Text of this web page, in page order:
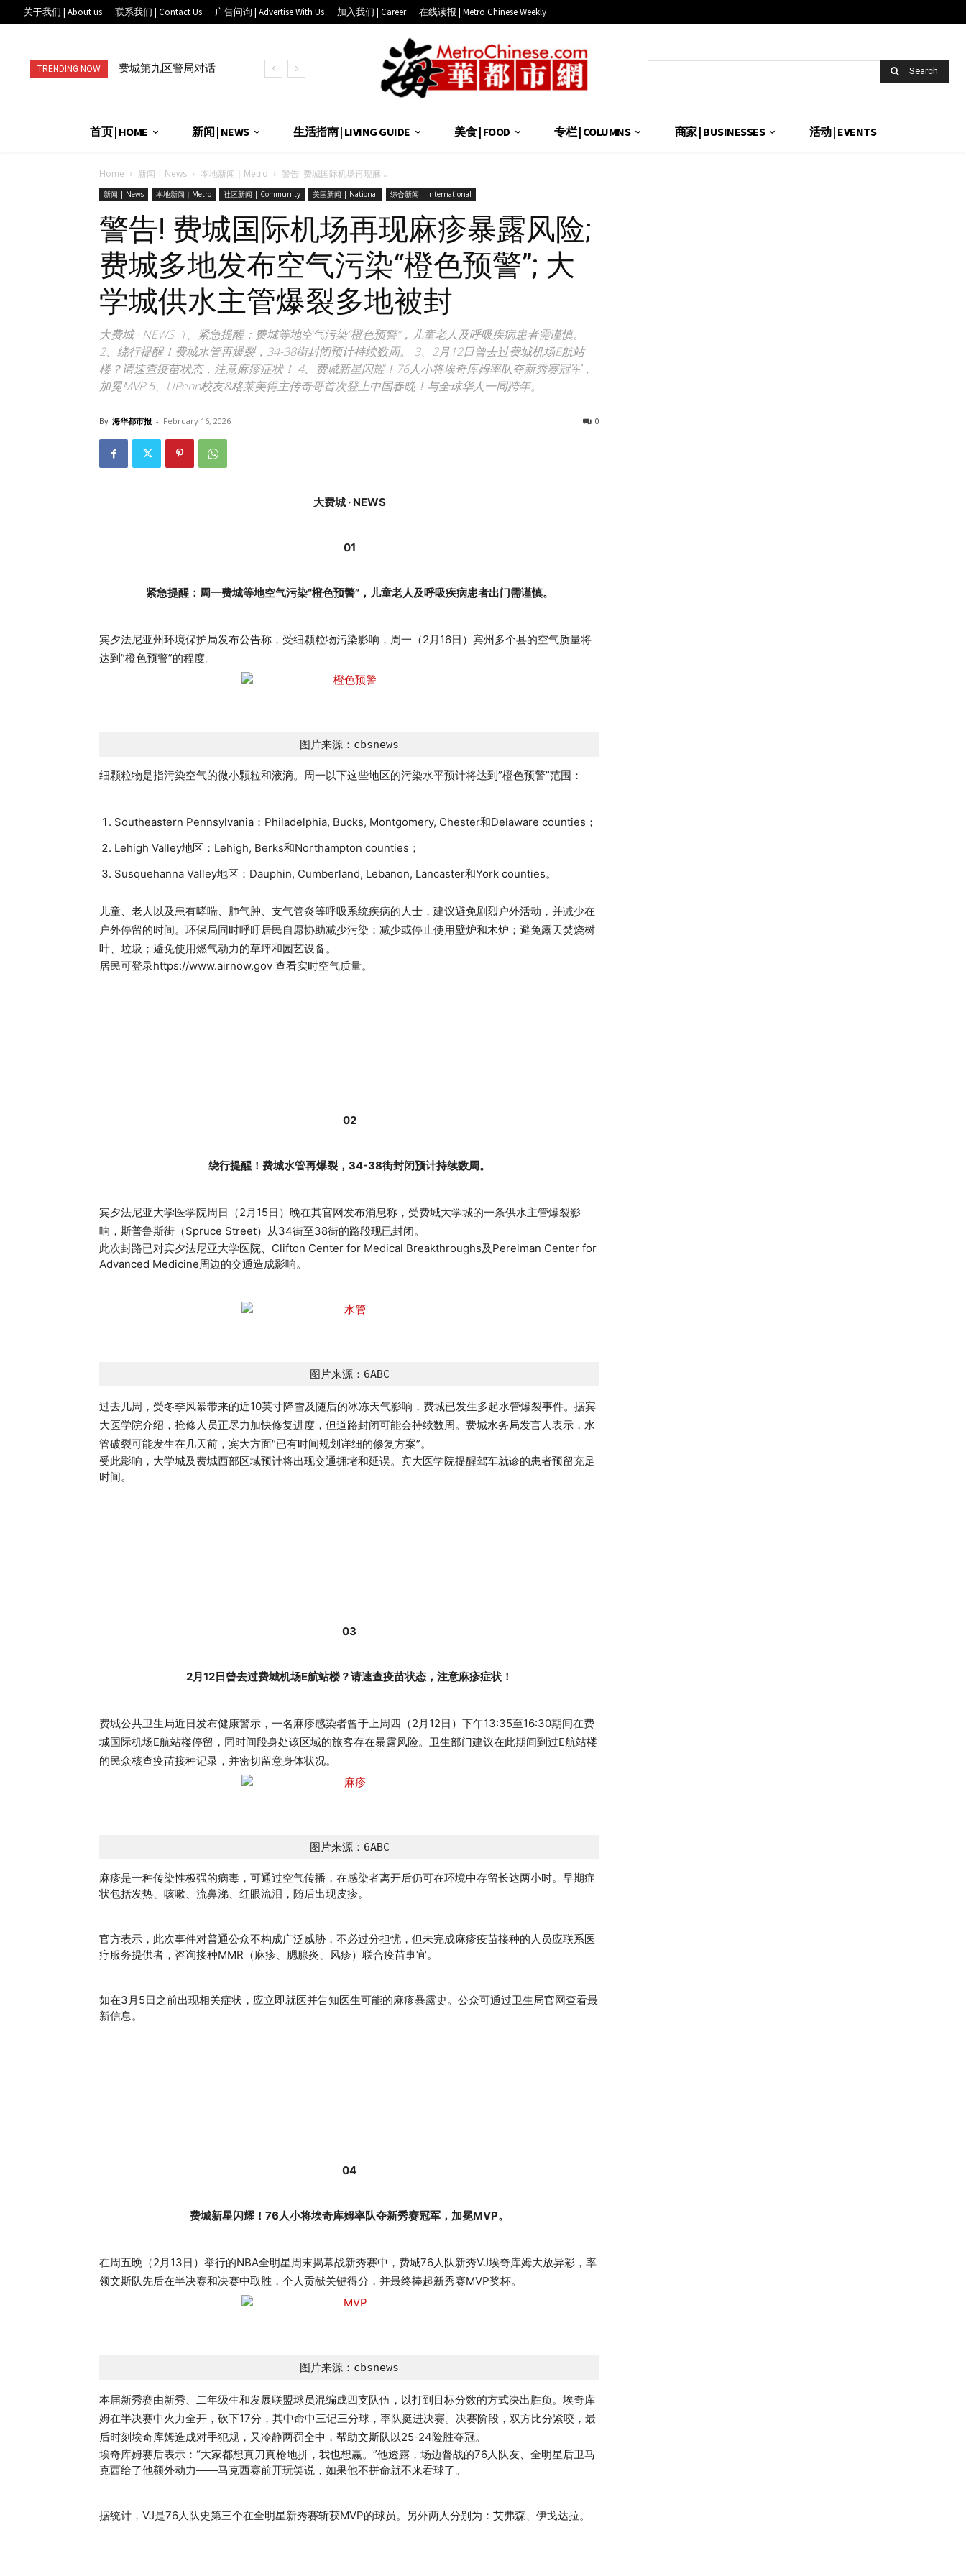
关于我们 | About us 联系我们 | Contact Us 广告问询 | Advertise With Us 加入我们 | Career 在线读报 | Metro Chinese Weekly
TRENDING NOW
费城第九区警局对话
进店消费就送礼, 满
Search
首页 | HOME 新闻 | NEWS 生活指南 | LIVING GUIDE 美食 | FOOD 专栏 | COLUMNS 商家 | BUSINESSES 活动 | EVENTS
Home 新闻 | News 本地新闻｜Metro 警告! 费城国际机场再现麻...
新闻 | News 本地新闻｜Metro 社区新闻 | Community 美国新闻 | National 综合新闻 | International
警告! 费城国际机场再现麻疹暴露风险;
费城多地发布空气污染“橙色预警”; 大
学城供水主管爆裂多地被封
大费城 · NEWS 1、紧急提醒：费城等地空气污染“橙色预警”，儿童老人及呼吸疾病患者需谨慎。
2、绕行提醒！费城水管再爆裂，34-38街封闭预计持续数周。 3、2月12日曾去过费城机场E航站
楼？请速查疫苗状态，注意麻疹症状！ 4、费城新星闪耀！76人小将埃奇库姆率队夺新秀赛冠军，
加冕MVP 5、UPenn校友&格莱美得主传奇哥首次登上中国春晚！与全球华人一同跨年。
By 海华都市报 - February 16, 2026 0
大费城 · NEWS
01
紧急提醒：周一费城等地空气污染“橙色预警”，儿童老人及呼吸疾病患者出门需谨慎。
宾夕法尼亚州环境保护局发布公告称，受细颗粒物污染影响，周一（2月16日）宾州多个县的空气质量将
达到”橙色预警”的程度。
图片来源：cbsnews
细颗粒物是指污染空气的微小颗粒和液滴。周一以下这些地区的污染水平预计将达到”橙色预警”范围：
Southeastern Pennsylvania：Philadelphia, Bucks, Montgomery, Chester和Delaware counties；
Lehigh Valley地区：Lehigh, Berks和Northampton counties；
Susquehanna Valley地区：Dauphin, Cumberland, Lebanon, Lancaster和York counties。
儿童、老人以及患有哮喘、肺气肿、支气管炎等呼吸系统疾病的人士，建议避免剧烈户外活动，并减少在
户外停留的时间。环保局同时呼吁居民自愿协助减少污染：减少或停止使用壁炉和木炉；避免露天焚烧树
叶、垃圾；避免使用燃气动力的草坪和园艺设备。
居民可登录https://www.airnow.gov 查看实时空气质量。
02
绕行提醒！费城水管再爆裂，34-38街封闭预计持续数周。
宾夕法尼亚大学医学院周日（2月15日）晚在其官网发布消息称，受费城大学城的一条供水主管爆裂影
响，斯普鲁斯街（Spruce Street）从34街至38街的路段现已封闭。
此次封路已对宾夕法尼亚大学医院、Clifton Center for Medical Breakthroughs及Perelman Center for
Advanced Medicine周边的交通造成影响。
图片来源：6ABC
过去几周，受冬季风暴带来的近10英寸降雪及随后的冰冻天气影响，费城已发生多起水管爆裂事件。据宾
大医学院介绍，抢修人员正尽力加快修复进度，但道路封闭可能会持续数周。费城水务局发言人表示，水
管破裂可能发生在几天前，宾大方面“已有时间规划详细的修复方案”。
受此影响，大学城及费城西部区域预计将出现交通拥堵和延误。宾大医学院提醒驾车就诊的患者预留充足
时间。
03
2月12日曾去过费城机场E航站楼？请速查疫苗状态，注意麻疹症状！
费城公共卫生局近日发布健康警示，一名麻疹感染者曾于上周四（2月12日）下午13:35至16:30期间在费
城国际机场E航站楼停留，同时间段身处该区域的旅客存在暴露风险。卫生部门建议在此期间到过E航站楼
的民众核查疫苗接种记录，并密切留意身体状况。
图片来源：6ABC
麻疹是一种传染性极强的病毒，可通过空气传播，在感染者离开后仍可在环境中存留长达两小时。早期症
状包括发热、咳嗽、流鼻涕、红眼流泪，随后出现皮疹。
官方表示，此次事件对普通公众不构成广泛威胁，不必过分担忧，但未完成麻疹疫苗接种的人员应联系医
疗服务提供者，咨询接种MMR（麻疹、腮腺炎、风疹）联合疫苗事宜。
如在3月5日之前出现相关症状，应立即就医并告知医生可能的麻疹暴露史。公众可通过卫生局官网查看最
新信息。
04
费城新星闪耀！76人小将埃奇库姆率队夺新秀赛冠军，加冕MVP。
在周五晚（2月13日）举行的NBA全明星周末揭幕战新秀赛中，费城76人队新秀VJ埃奇库姆大放异彩，率
领文斯队先后在半决赛和决赛中取胜，个人贡献关键得分，并最终捧起新秀赛MVP奖杯。
图片来源：cbsnews
本届新秀赛由新秀、二年级生和发展联盟球员混编成四支队伍，以打到目标分数的方式决出胜负。埃奇库
姆在半决赛中火力全开，砍下17分，其中命中三记三分球，率队挺进决赛。决赛阶段，双方比分紧咬，最
后时刻埃奇库姆造成对手犯规，又冷静两罚全中，帮助文斯队以25-24险胜夺冠。
埃奇库姆赛后表示：“大家都想真刀真枪地拼，我也想赢。”他透露，场边督战的76人队友、全明星后卫马
克西给了他额外动力——马克西赛前开玩笑说，如果他不拼命就不来看球了。
据统计，VJ是76人队史第三个在全明星新秀赛斩获MVP的球员。另外两人分别为：艾弗森、伊戈达拉。